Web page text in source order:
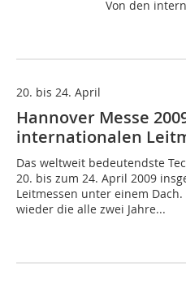
Von den
20. bis 24. April
Hannover Messe
internationalen
Das weltweit bedeutendste
20. bis zum 24. April 2009
Leitmessen unter einem
wieder die alle zwei Jahre...